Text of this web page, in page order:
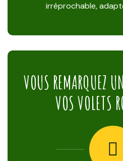
irréprochable,
VOUS REMARQUEZ
VOS VOLETS